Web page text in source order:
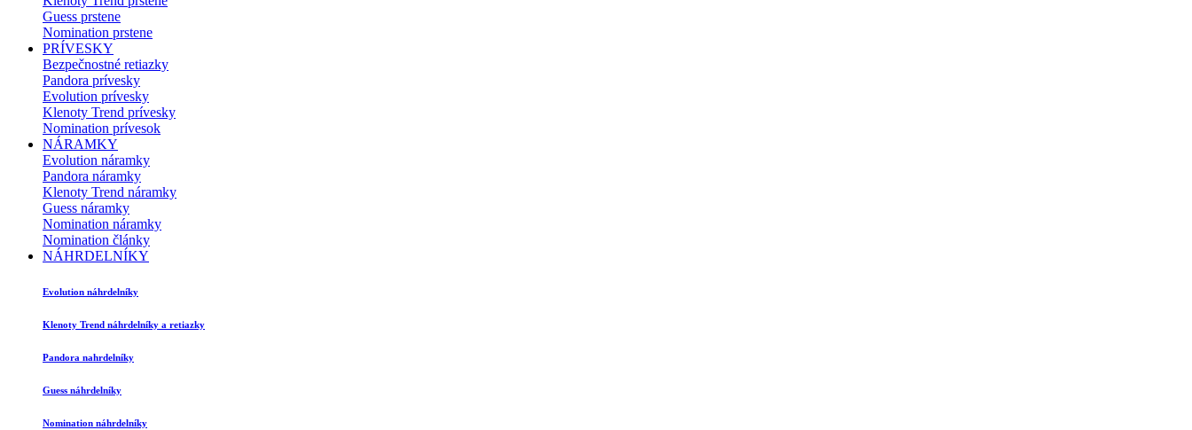
Guess prstene
Nomination prstene
PRÍVESKY
Bezpečnostné retiazky
Pandora prívesky
Evolution prívesky
Klenoty Trend prívesky
Nomination prívesok
NÁRAMKY
Evolution náramky
Pandora náramky
Klenoty Trend náramky
Guess náramky
Nomination náramky
Nomination články
NÁHRDELNÍKY
Evolution náhrdelníky
Klenoty Trend náhrdelníky a retiazky
Pandora nahrdelníky
Guess náhrdelníky
Nomination náhrdelníky